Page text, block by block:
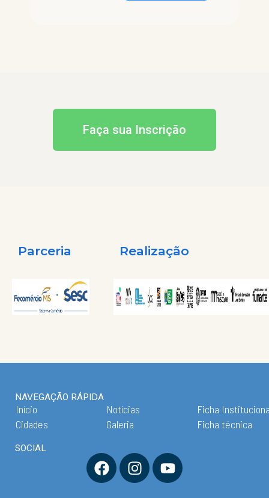
Faça sua Inscrição
Parceria Realização
NAVEGAÇÃO RÁPIDA
Início
Cidades
Notícias
Galeria
Ficha
Ficha técnica
SOCIAL